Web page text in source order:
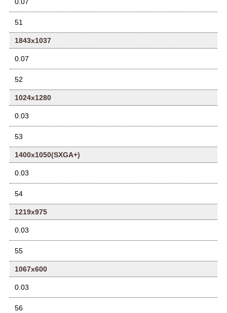
0.07
51
1843x1037
0.07
52
1024x1280
0.03
53
1400x1050(SXGA+)
0.03
54
1219x975
0.03
55
1067x600
0.03
56